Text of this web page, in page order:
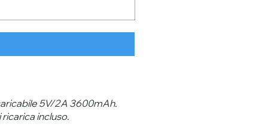
5V/2A 3600mAh.
incluso.